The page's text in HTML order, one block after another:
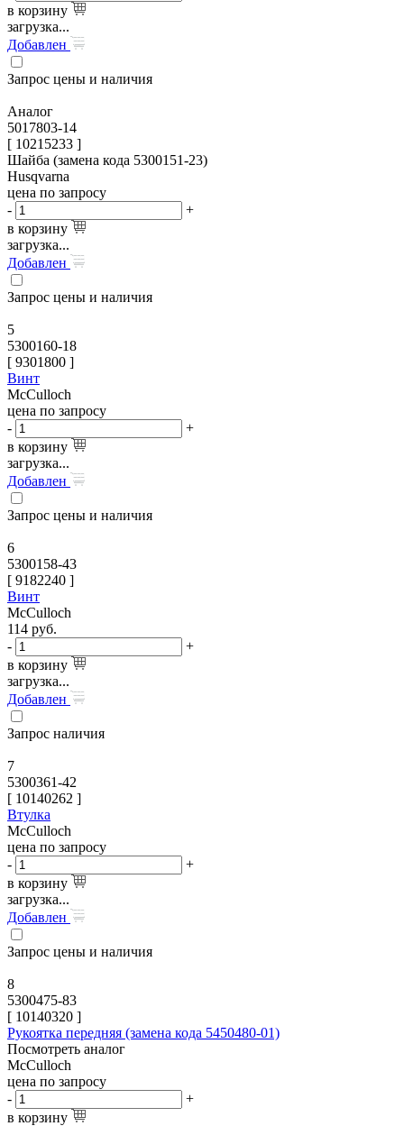
в корзину
загрузка...
Добавлен
Запрос цены и наличия
Аналог
5017803-14
[ 10215233 ]
Шайба (замена кода 5300151-23)
Husqvarna
цена по запросу
-
+
в корзину
загрузка...
Добавлен
Запрос цены и наличия
5
5300160-18
[ 9301800 ]
Винт
McCulloch
цена по запросу
-
+
в корзину
загрузка...
Добавлен
Запрос цены и наличия
6
5300158-43
[ 9182240 ]
Винт
McCulloch
114 руб.
-
+
в корзину
загрузка...
Добавлен
Запрос наличия
7
5300361-42
[ 10140262 ]
Втулка
McCulloch
цена по запросу
-
+
в корзину
загрузка...
Добавлен
Запрос цены и наличия
8
5300475-83
[ 10140320 ]
Рукоятка передняя (замена кода 5450480-01)
Посмотреть аналог
McCulloch
цена по запросу
-
+
в корзину